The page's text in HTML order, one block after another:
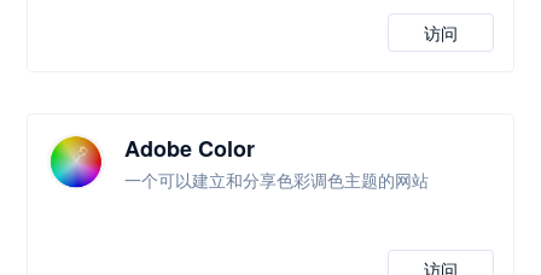
访问
Adobe Color
一个可以建立和分享色彩调色主题的网站
访问